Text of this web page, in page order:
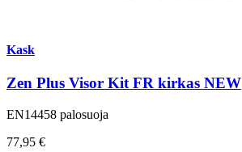
Kask
Zen Plus Visor Kit FR kirkas NEW
EN14458 palosuoja
77,95 €